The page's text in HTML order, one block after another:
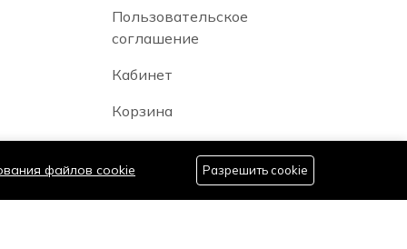
Пользовательское
соглашение
Кабинет
Корзина
файлов cookie Разрешить cookie